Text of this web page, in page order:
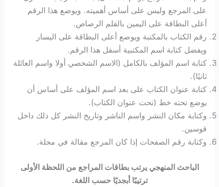
على المرجع وليس على أساس أهميته. ويوضع هذا الرقم
أعلى البطاقة على اليمين بالقلم الرصاص.
رقم الكتاب بالمكتبة ويوضع أعلى البطاقة على اليسار
ويفضل كتابة اسم المكتبية أسفل هذا الرقم.
كتابة اسم المؤلف بالكامل (الاسم الشخصي أولا واسم العائلة
ثانيًا).
كتابة عنوان الكتاب على بعد اسم المؤلف على أساس أن
يوضع تحته خط (تحت عنوان الكتاب).
وكتابة مكان النشر واسم الناشر وتاريخ النشر كل ذلك داخل
قوسين.
وكتابة رقم الصفحات إذا كان المرجع مقالة في مجلة.
الباحث المنهجي يرتب بطاقات المراجع من اللحظة الأولى
ترتيبًا أبجديًا حسب اللغة.